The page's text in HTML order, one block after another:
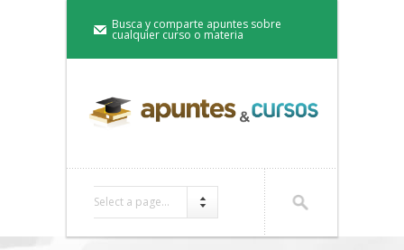
Busca y comparte apuntes sobre
cualquier curso o materia
Select a page...